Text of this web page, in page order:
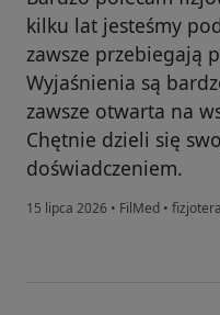
kilku lat jesteśmy
zawsze przebiegają
Wyjaśnienia są
zawsze otwarta na
Chętnie dzieli się
doświadczeniem.
15 lipca 2026 • FilMed •